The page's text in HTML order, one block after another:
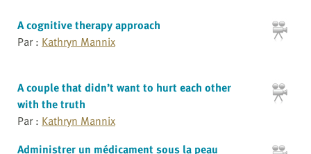
A cognitive therapy approach
Par : Kathryn Mannix
A couple that didn’t want to hurt each other
with the truth
Par : Kathryn Mannix
Administrer un médicament sous la peau